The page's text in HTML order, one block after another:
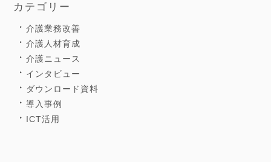
カテゴリー
介護業務改善
介護人材育成
介護ニュース
インタビュー
ダウンロード資料
導入事例
ICT活用